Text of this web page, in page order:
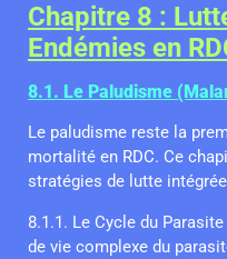
Chapitre 8 :
Endémies en
8.1. Le Paludisme
Le paludisme reste la
mortalité en RDC. Ce
stratégies de lutte
8.1.1. Le Cycle du
de vie complexe du